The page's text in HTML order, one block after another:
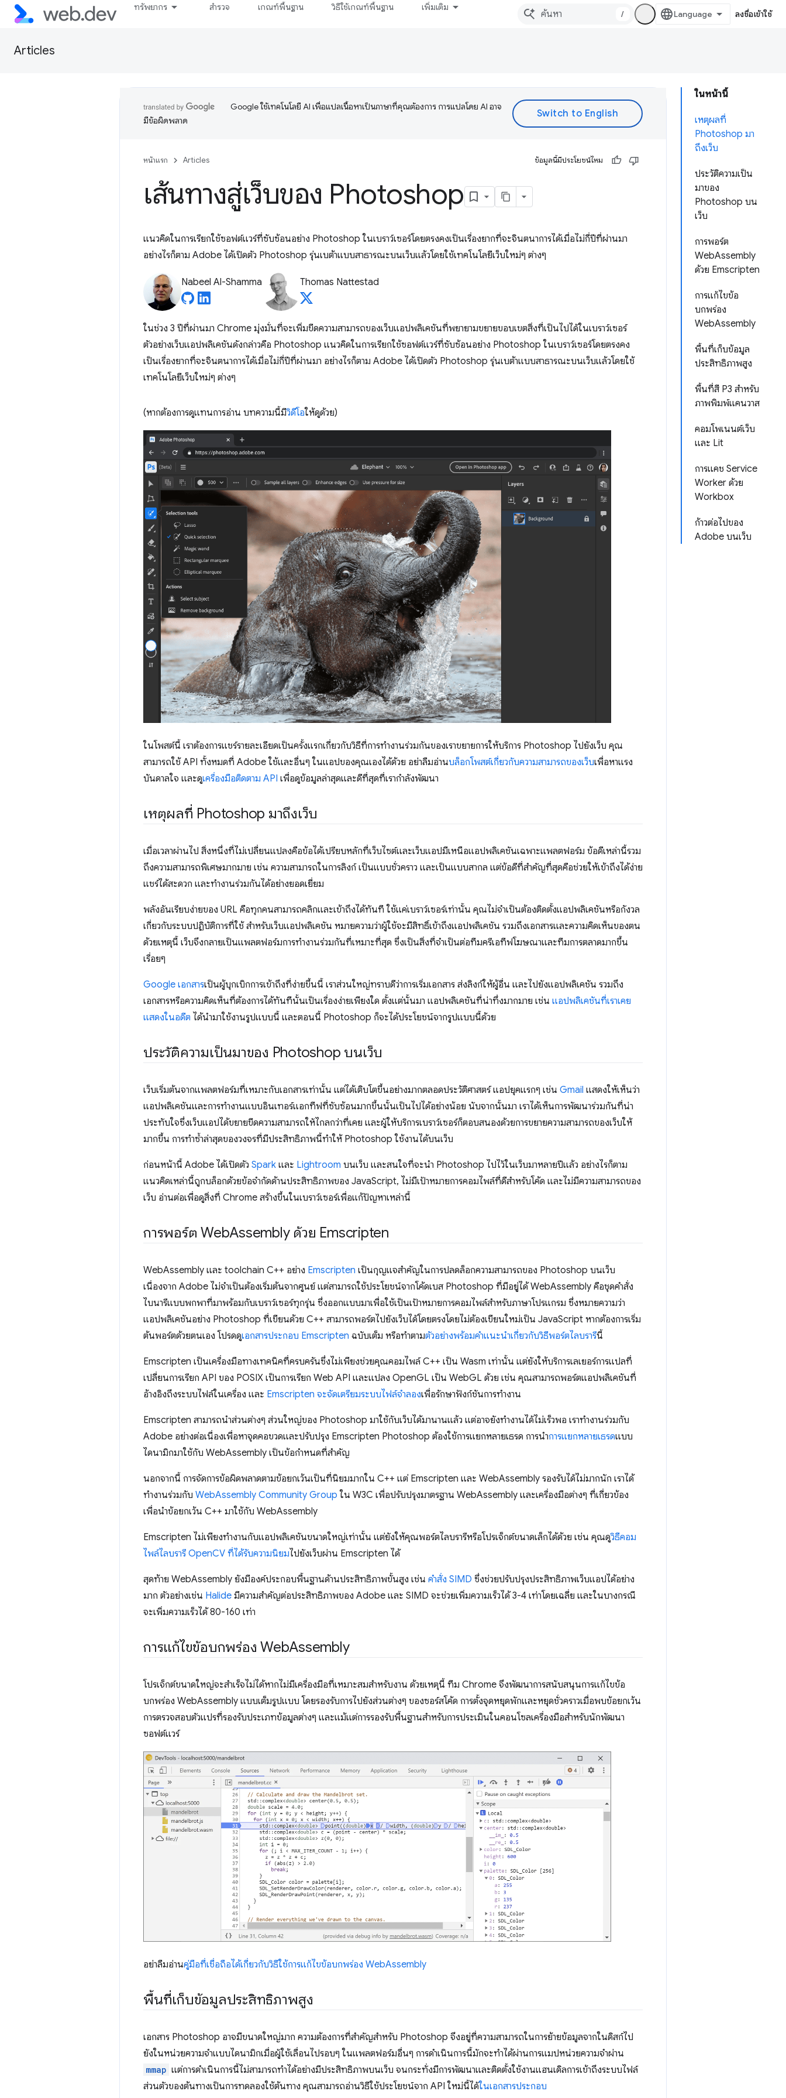
ทรัพยากร สำรวจ เกณฑ์พื้นฐาน วิธีใช้เกณฑ์พื้นฐาน เพิ่มเติม
/ ลงชื่อเข้าใช้
Articles
ในหน้านี้
เหตุผลที่
Photoshop มา
ถึงเว็บ
ประวัติความเป็น
มาของ
Photoshop บน
เว็บ
การพอร์ต
WebAssembly
ด้วย Emscripten
การแก้ไขข้อ
บกพร่อง
WebAssembly
พื้นที่เก็บข้อมูล
ประสิทธิภาพสูง
พื้นที่สี P3 สำหรับ
ภาพพิมพ์แคนวาส
คอมโพเนนต์เว็บ
และ Lit
การแคช Service
Worker ด้วย
Workbox
ก้าวต่อไปของ
Adobe บนเว็บ
Google ใช้เทคโนโลยี AI เพื่อแปลเนื้อหาเป็นภาษาที่คุณต้องการ การแปลโดย AI อาจ
มีข้อผิดพลาด
หน้าแรก Articles ข้อมูลนี้มีประโยชน์ไหม
เส้นทางสู่เว็บของ Photoshop
แนวคิดในการเรียกใช้ซอฟต์แวร์ที่ซับซ้อนอย่าง Photoshop ในเบราว์เซอร์โดยตรงคงเป็นเรื่องยากที่จะจินตนาการได้เมื่อไม่กี่ปีที่ผ่านมา
อย่างไรก็ตาม Adobe ได้เปิดตัว Photoshop รุ่นเบต้าแบบสาธารณะบนเว็บแล้วโดยใช้เทคโนโลยีเว็บใหม่ๆ ต่างๆ
Nabeel Al-Shamma Thomas Nattestad
ในช่วง 3 ปีที่ผ่านมา Chrome มุ่งมั่นที่จะเพิ่มขีดความสามารถของเว็บแอปพลิเคชันที่พยายามขยายขอบเขตสิ่งที่เป็นไปได้ในเบราว์เซอร์
ตัวอย่างเว็บแอปพลิเคชันดังกล่าวคือ Photoshop แนวคิดในการเรียกใช้ซอฟต์แวร์ที่ซับซ้อนอย่าง Photoshop ในเบราว์เซอร์โดยตรงคง
เป็นเรื่องยากที่จะจินตนาการได้เมื่อไม่กี่ปีที่ผ่านมา อย่างไรก็ตาม Adobe ได้เปิดตัว Photoshop รุ่นเบต้าแบบสาธารณะบนเว็บแล้วโดยใช้
เทคโนโลยีเว็บใหม่ๆ ต่างๆ
(หากต้องการดูแทนการอ่าน บทความนี้มีวิดีโอให้ดูด้วย)
ในโพสต์นี้ เราต้องการแชร์รายละเอียดเป็นครั้งแรกเกี่ยวกับวิธีที่การทำงานร่วมกันของเราขยายการให้บริการ Photoshop ไปยังเว็บ คุณ
สามารถใช้ API ทั้งหมดที่ Adobe ใช้และอื่นๆ ในแอปของคุณเองได้ด้วย อย่าลืมอ่านบล็อกโพสต์เกี่ยวกับความสามารถของเว็บเพื่อหาแรง
บันดาลใจ และดูเครื่องมือติดตาม API เพื่อดูข้อมูลล่าสุดและดีที่สุดที่เรากำลังพัฒนา
เหตุผลที่ Photoshop มาถึงเว็บ
เมื่อเวลาผ่านไป สิ่งหนึ่งที่ไม่เปลี่ยนแปลงคือข้อได้เปรียบหลักที่เว็บไซต์และเว็บแอปมีเหนือแอปพลิเคชันเฉพาะแพลตฟอร์ม ข้อดีเหล่านี้รวม
ถึงความสามารถพิเศษมากมาย เช่น ความสามารถในการลิงก์ เป็นแบบชั่วคราว และเป็นแบบสากล แต่ข้อดีที่สำคัญที่สุดคือช่วยให้เข้าถึงได้ง่าย
แชร์ได้สะดวก และทำงานร่วมกันได้อย่างยอดเยี่ยม
พลังอันเรียบง่ายของ URL คือทุกคนสามารถคลิกและเข้าถึงได้ทันที ใช้แค่เบราว์เซอร์เท่านั้น คุณไม่จำเป็นต้องติดตั้งแอปพลิเคชันหรือกังวล
เกี่ยวกับระบบปฏิบัติการที่ใช้ สําหรับเว็บแอปพลิเคชัน หมายความว่าผู้ใช้จะมีสิทธิ์เข้าถึงแอปพลิเคชัน รวมถึงเอกสารและความคิดเห็นของตน
ด้วยเหตุนี้ เว็บจึงกลายเป็นแพลตฟอร์มการทำงานร่วมกันที่เหมาะที่สุด ซึ่งเป็นสิ่งที่จําเป็นต่อทีมครีเอทีฟโฆษณาและทีมการตลาดมากขึ้น
เรื่อยๆ
Google เอกสารเป็นผู้บุกเบิกการเข้าถึงที่ง่ายขึ้นนี้ เราส่วนใหญ่ทราบดีว่าการเริ่มเอกสาร ส่งลิงก์ให้ผู้อื่น และไปยังแอปพลิเคชัน รวมถึง
เอกสารหรือความคิดเห็นที่ต้องการได้ทันทีนั้นเป็นเรื่องง่ายเพียงใด ตั้งแต่นั้นมา แอปพลิเคชันที่น่าทึ่งมากมาย เช่น แอปพลิเคชันที่เราเคย
แสดงในอดีต ได้นำมาใช้งานรูปแบบนี้ และตอนนี้ Photoshop ก็จะได้ประโยชน์จากรูปแบบนี้ด้วย
ประวัติความเป็นมาของ Photoshop บนเว็บ
เว็บเริ่มต้นจากแพลตฟอร์มที่เหมาะกับเอกสารเท่านั้น แต่ได้เติบโตขึ้นอย่างมากตลอดประวัติศาสตร์ แอปยุคแรกๆ เช่น Gmail แสดงให้เห็นว่า
แอปพลิเคชันและการทำงานแบบอินเทอร์แอกทีฟที่ซับซ้อนมากขึ้นนั้นเป็นไปได้อย่างน้อย นับจากนั้นมา เราได้เห็นการพัฒนาร่วมกันที่น่า
ประทับใจซึ่งเว็บแอปได้ขยายขีดความสามารถให้ไกลกว่าที่เคย และผู้ให้บริการเบราว์เซอร์ก็ตอบสนองด้วยการขยายความสามารถของเว็บให้
มากขึ้น การทำซ้ำล่าสุดของวงจรที่มีประสิทธิภาพนี้ทำให้ Photoshop ใช้งานได้บนเว็บ
ก่อนหน้านี้ Adobe ได้เปิดตัว Spark และ Lightroom บนเว็บ และสนใจที่จะนำ Photoshop ไปไว้ในเว็บมาหลายปีแล้ว อย่างไรก็ตาม
แนวคิดเหล่านี้ถูกบล็อกด้วยข้อจำกัดด้านประสิทธิภาพของ JavaScript, ไม่มีเป้าหมายการคอมไพล์ที่ดีสำหรับโค้ด และไม่มีความสามารถของ
เว็บ อ่านต่อเพื่อดูสิ่งที่ Chrome สร้างขึ้นในเบราว์เซอร์เพื่อแก้ปัญหาเหล่านี้
การพอร์ต WebAssembly ด้วย Emscripten
WebAssembly และ toolchain C++ อย่าง Emscripten เป็นกุญแจสำคัญในการปลดล็อกความสามารถของ Photoshop บนเว็บ
เนื่องจาก Adobe ไม่จำเป็นต้องเริ่มต้นจากศูนย์ แต่สามารถใช้ประโยชน์จากโค้ดเบส Photoshop ที่มีอยู่ได้ WebAssembly คือชุดคำสั่ง
ไบนารีแบบพกพาที่มาพร้อมกับเบราว์เซอร์ทุกรุ่น ซึ่งออกแบบมาเพื่อใช้เป็นเป้าหมายการคอมไพล์สำหรับภาษาโปรแกรม ซึ่งหมายความว่า
แอปพลิเคชันอย่าง Photoshop ที่เขียนด้วย C++ สามารถพอร์ตไปยังเว็บได้โดยตรงโดยไม่ต้องเขียนใหม่เป็น JavaScript หากต้องการเริ่ม
ต้นพอร์ตด้วยตนเอง โปรดดูเอกสารประกอบ Emscripten ฉบับเต็ม หรือทำตามตัวอย่างพร้อมคำแนะนำเกี่ยวกับวิธีพอร์ตไลบรารีนี้
Emscripten เป็นเครื่องมือทางเทคนิคที่ครบครันซึ่งไม่เพียงช่วยคุณคอมไพล์ C++ เป็น Wasm เท่านั้น แต่ยังให้บริการเลเยอร์การแปลที่
เปลี่ยนการเรียก API ของ POSIX เป็นการเรียก Web API และแปลง OpenGL เป็น WebGL ด้วย เช่น คุณสามารถพอร์ตแอปพลิเคชันที่
อ้างอิงถึงระบบไฟล์ในเครื่อง และ Emscripten จะจัดเตรียมระบบไฟล์จำลองเพื่อรักษาฟังก์ชันการทำงาน
Emscripten สามารถนำส่วนต่างๆ ส่วนใหญ่ของ Photoshop มาใช้กับเว็บได้มานานแล้ว แต่อาจยังทำงานได้ไม่เร็วพอ เราทำงานร่วมกับ
Adobe อย่างต่อเนื่องเพื่อหาจุดคอขวดและปรับปรุง Emscripten Photoshop ต้องใช้การแยกหลายเธรด การนำการแยกหลายเธรดแบบ
ไดนามิกมาใช้กับ WebAssembly เป็นข้อกำหนดที่สำคัญ
นอกจากนี้ การจัดการข้อผิดพลาดตามข้อยกเว้นเป็นที่นิยมมากใน C++ แต่ Emscripten และ WebAssembly รองรับได้ไม่มากนัก เราได้
ทำงานร่วมกับ WebAssembly Community Group ใน W3C เพื่อปรับปรุงมาตรฐาน WebAssembly และเครื่องมือต่างๆ ที่เกี่ยวข้อง
เพื่อนำข้อยกเว้น C++ มาใช้กับ WebAssembly
Emscripten ไม่เพียงทำงานกับแอปพลิเคชันขนาดใหญ่เท่านั้น แต่ยังให้คุณพอร์ตไลบรารีหรือโปรเจ็กต์ขนาดเล็กได้ด้วย เช่น คุณดูวิธีคอม
ไพล์ไลบรารี OpenCV ที่ได้รับความนิยมไปยังเว็บผ่าน Emscripten ได้
สุดท้าย WebAssembly ยังมีองค์ประกอบพื้นฐานด้านประสิทธิภาพขั้นสูง เช่น คำสั่ง SIMD ซึ่งช่วยปรับปรุงประสิทธิภาพเว็บแอปได้อย่าง
มาก ตัวอย่างเช่น Halide มีความสำคัญต่อประสิทธิภาพของ Adobe และ SIMD จะช่วยเพิ่มความเร็วได้ 3-4 เท่าโดยเฉลี่ย และในบางกรณี
จะเพิ่มความเร็วได้ 80-160 เท่า
การแก้ไขข้อบกพร่อง WebAssembly
โปรเจ็กต์ขนาดใหญ่จะสำเร็จไม่ได้หากไม่มีเครื่องมือที่เหมาะสมสำหรับงาน ด้วยเหตุนี้ ทีม Chrome จึงพัฒนาการสนับสนุนการแก้ไขข้อ
บกพร่อง WebAssembly แบบเต็มรูปแบบ โดยรองรับการไปยังส่วนต่างๆ ของซอร์สโค้ด การตั้งจุดหยุดพักและหยุดชั่วคราวเมื่อพบข้อยกเว้น
การตรวจสอบตัวแปรที่รองรับประเภทข้อมูลต่างๆ และแม้แต่การรองรับพื้นฐานสําหรับการประเมินในคอนโซลเครื่องมือสําหรับนักพัฒนา
ซอฟต์แวร์
อย่าลืมอ่านคู่มือที่เชื่อถือได้เกี่ยวกับวิธีใช้การแก้ไขข้อบกพร่อง WebAssembly
พื้นที่เก็บข้อมูลประสิทธิภาพสูง
เอกสาร Photoshop อาจมีขนาดใหญ่มาก ความต้องการที่สำคัญสำหรับ Photoshop จึงอยู่ที่ความสามารถในการย้ายข้อมูลจากในดิสก์ไป
ยังในหน่วยความจำแบบไดนามิกเมื่อผู้ใช้เลื่อนไปรอบๆ ในแพลตฟอร์มอื่นๆ การดำเนินการนี้มักจะทำได้ผ่านการแมปหน่วยความจำผ่าน
mmap แต่การดำเนินการนี้ไม่สามารถทำได้อย่างมีประสิทธิภาพบนเว็บ จนกระทั่งมีการพัฒนาและติดตั้งใช้งานแฮนเดิลการเข้าถึงระบบไฟล์
ส่วนตัวของต้นทางเป็นการทดลองใช้ต้นทาง คุณสามารถอ่านวิธีใช้ประโยชน์จาก API ใหม่นี้ได้ในเอกสารประกอบ